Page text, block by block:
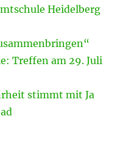
Heidelberg
Treffen am 29. Juli
stimmt mit Ja